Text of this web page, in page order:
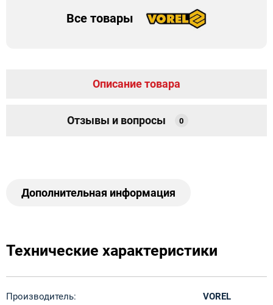
Все товары
Описание товара
Отзывы и вопросы 0
Дополнительная информация
Технические характеристики
Производитель:
VOREL